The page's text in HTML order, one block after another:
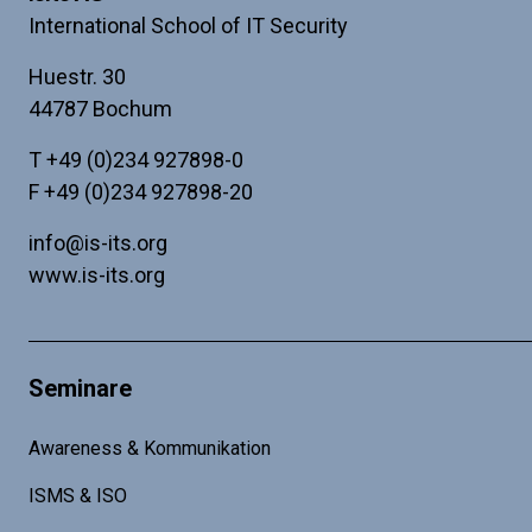
International School of IT Security
Huestr. 30
44787 Bochum
T+49 (0)234 927898-0
F +49 (0)234 927898-20
info@is-its.org
www.is-its.org
Seminare
Awareness & Kommunikation
ISMS & ISO